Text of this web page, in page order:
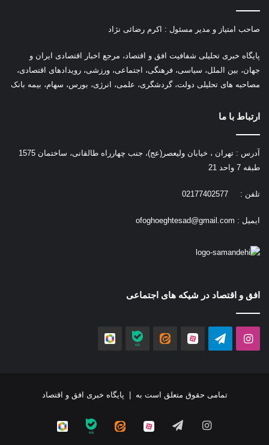
صاحب امتیاز و مدیر مسئول : اکرم رضائی نژاد
پایگاه خبری تحلیلی شفافیت افق و اقتصاد، مرجع اخبار اقتصادی ایران و
جهان، بین الملل، سیاسی، فرهنگی، اجتماعی، ورزشی، رویدادهای اقتصادی،
مصاحبه های تحلیلی دولت، گردشگری، علمی، انرژی، بورس، سهام، بیمه بانک
ارتباط با ما
آدرس : تهران ، خیابان ولیعصر(عج)، جنب چهارراه طالقانی، ساختمان 1575
طبقه 7 واحد 21
تلفن : 02177402577
ایمیل : ofoghoeghtesad@gmail.com
افق و اقتصاد در شیکه های اجتماعی
اینستاگرامتلگرام آپارات ایتا بله
تمامی حقوق متعلق است به | پایگاه خبری افق و اقتصاد
اینستاگرامتلگرام آپارات ایتا بله